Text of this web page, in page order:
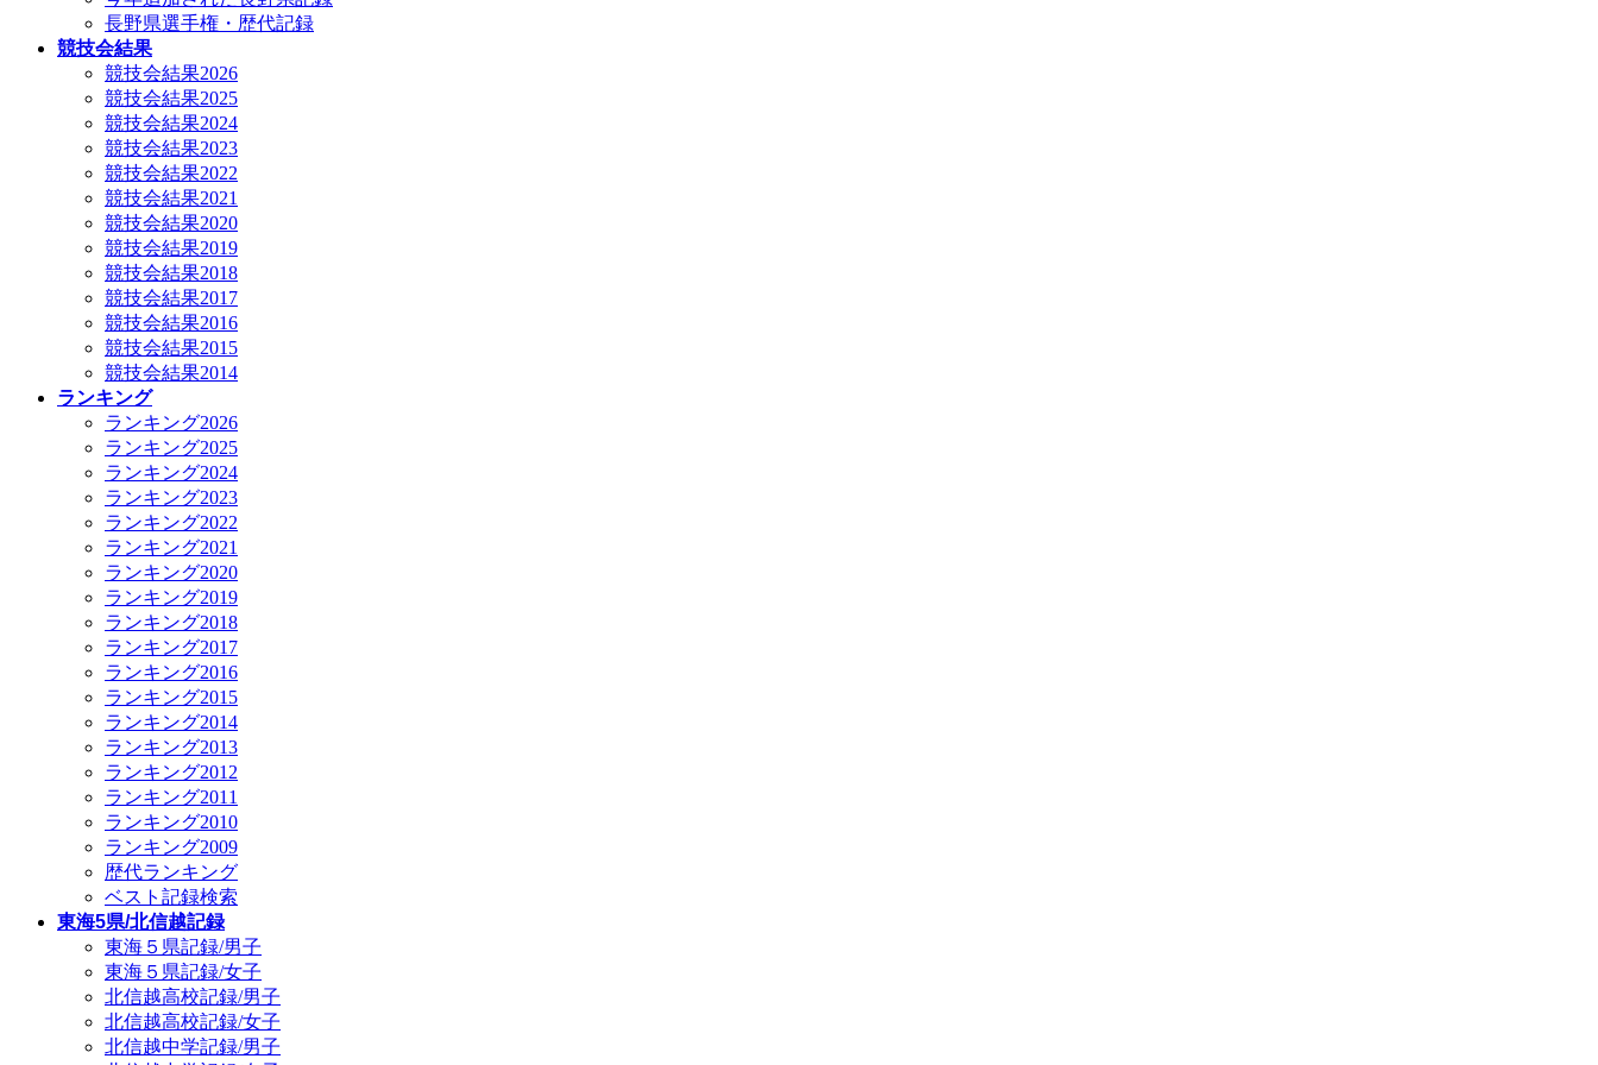
長野県選手権・歴代記録
競技会結果
競技会結果2026
競技会結果2025
競技会結果2024
競技会結果2023
競技会結果2022
競技会結果2021
競技会結果2020
競技会結果2019
競技会結果2018
競技会結果2017
競技会結果2016
競技会結果2015
競技会結果2014
ランキング
ランキング2026
ランキング2025
ランキング2024
ランキング2023
ランキング2022
ランキング2021
ランキング2020
ランキング2019
ランキング2018
ランキング2017
ランキング2016
ランキング2015
ランキング2014
ランキング2013
ランキング2012
ランキング2011
ランキング2010
ランキング2009
歴代ランキング
ベスト記録検索
東海5県/北信越記録
東海５県記録/男子
東海５県記録/女子
北信越高校記録/男子
北信越高校記録/女子
北信越中学記録/男子